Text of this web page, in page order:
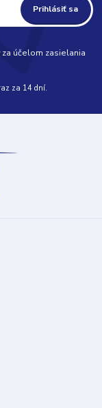
Prihlásiť sa
za účelom zasielania
za 14 dní.